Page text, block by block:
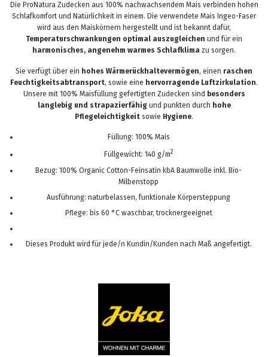
Die ProNatura Zudecken aus 100% nachwachsendem Mais verbinden hohen
Schlafkomfort und Natürlichkeit in einem. Die verwendete Mais Ingeo-Faser
wird aus den Maiskörnern hergestellt und ist bekannt dafür,
Temperaturschwankungen optimal auszugleichen und für ein
harmonisches, angenehm warmes Schlafklima zu sorgen.
Sie verfügt über ein hohes Wärmerückhaltevermögen, einen raschen
Feuchtigkeitsabtransport, sowie eine hervorragende Luftzirkulation.
Unsere mit 100% Maisfüllung gefertigten Zudecken sind besonders
langlebig und strapazierfähigund punkten durch hohe
Pflegeleichtigkeit sowie Hygiene.
Füllung: 100% Mais
Füllgewicht: 140 g/m2
Bezug: 100% Organic Cotton-Feinsatin kbA Baumwolle inkl. Bio-
Milbenstopp
Ausführung: naturbelassen, funktionale Körpersteppung
Pflege: bis 60 °C waschbar, trocknergeeignet
Dieses Produkt wird für jede/n Kundin/Kunden nach Maß angefertigt.